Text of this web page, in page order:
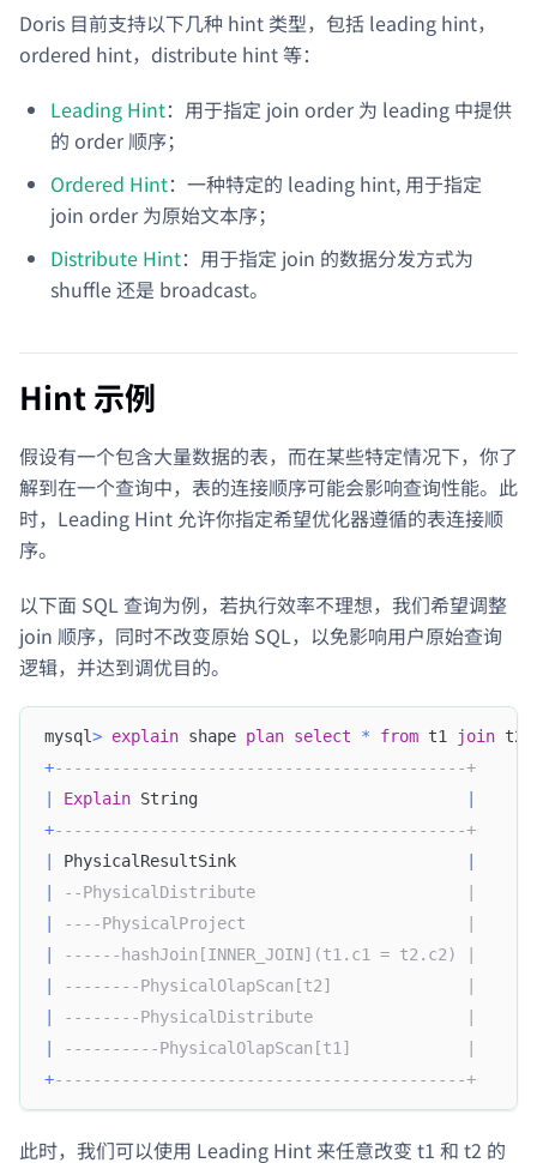
Doris 目前支持以下几种 hint 类型，包括 leading hint，
ordered hint，distribute hint 等：
Leading Hint：用于指定 join order 为 leading 中提供
的 order 顺序；
Ordered Hint：一种特定的 leading hint, 用于指定
join order 为原始文本序；
Distribute Hint：用于指定 join 的数据分发方式为
shuffle 还是 broadcast。
Hint 示例
假设有一个包含大量数据的表，而在某些特定情况下，你了
解到在一个查询中，表的连接顺序可能会影响查询性能。此
时，Leading Hint 允许你指定希望优化器遵循的表连接顺
序。
以下面 SQL 查询为例，若执行效率不理想，我们希望调整
join 顺序，同时不改变原始 SQL，以免影响用户原始查询
逻辑，并达到调优目的。
mysql> explain shape plan select * from t1 join t2
+-------------------------------------------+
Explain String
+-------------------------------------------+
PhysicalResultSink
--PhysicalDistribute                      |
----PhysicalProject                       |
------hashJoin[INNER_JOIN](t1.c1 = t2.c2) |
--------PhysicalOlapScan[t2]              |
--------PhysicalDistribute                |
----------PhysicalOlapScan[t1]            |
+-------------------------------------------+
此时，我们可以使用 Leading Hint 来任意改变 t1 和 t2 的